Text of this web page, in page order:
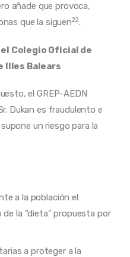
añade que provoca,
que la siguen22.
Colegio Oficial de
Balears
el GREP-AEDN
Dukan es fraudulento e
un riesgo para la
a la población el
la “dieta” propuesta por
a proteger a la